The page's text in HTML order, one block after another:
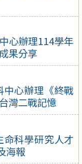
心辦理114學年
果分享
中心辦理《終戰
灣二戰記憶
命科學研究人才
海報